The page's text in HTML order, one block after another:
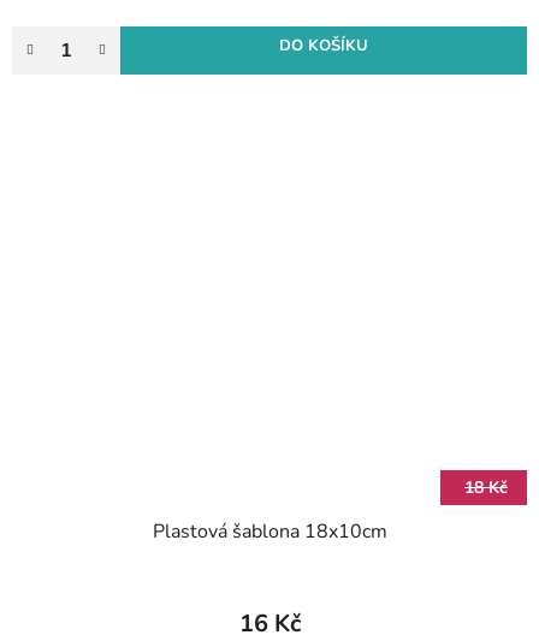
DO KOŠÍKU
18 Kč
Plastová šablona 18x10cm
16 Kč